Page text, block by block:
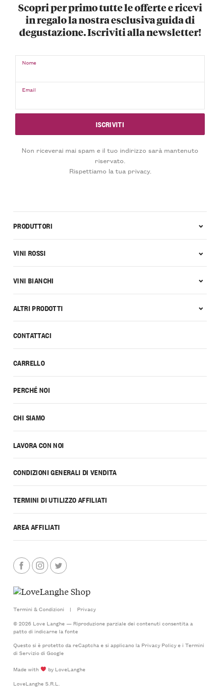
Scopri per primo tutte le offerte e ricevi
in regalo la nostra esclusiva guida di
degustazione. Iscriviti alla newsletter!
Nome
Email
Non riceverai mai spam e il tuo indirizzo sarà mantenuto
riservato.
Rispettiamo la tua privacy.
CONTATTACI
CARRELLO
PERCHÉ NOI
CHI SIAMO
LAVORA CON NOI
CONDIZIONI GENERALI DI VENDITA
TERMINI DI UTILIZZO AFFILIATI
AREA AFFILIATI
PRODUTTORI
VINI ROSSI
VINI BIANCHI
ALTRI PRODOTTI
Termini & Condizioni |
Privacy
© 2026 Love Langhe — Riproduzione parziale dei contenuti consentita a
patto di indicarne la fonte
Questo si è protetto da reCaptcha e si applicano la Privacy Policye i Termini
di Serviziodi Google
Made with
by LoveLanghe
LoveLanghe S.R.L.